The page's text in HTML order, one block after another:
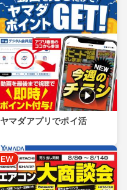
ヤマダアプリでポイ活